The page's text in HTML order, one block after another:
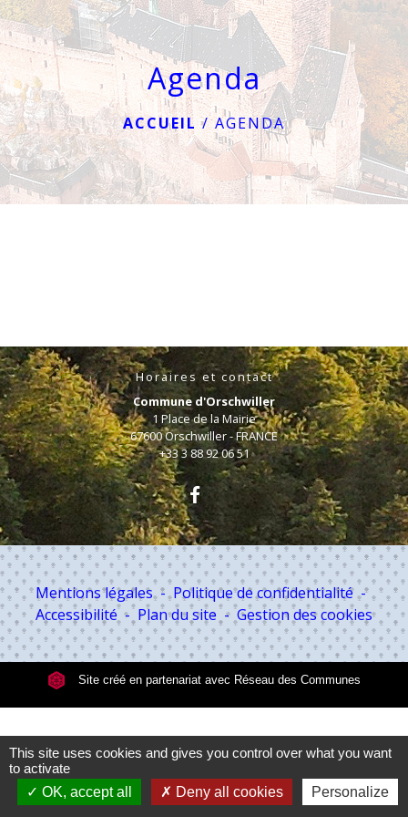
Agenda
ACCUEIL /AGENDA
Horaires et contact
Commune d'Orschwiller
1 Place de la Mairie
67600 Orschwiller - FRANCE
+33 3 88 92 06 51
Mentions légales - Politique de confidentialité -
Accessibilité - Plan du site - Gestion des cookies
Site créé en partenariat avec Réseau des Communes
This site uses cookies and gives you control over what you want
to activate
OK, accept all
Deny all cookies Personalize